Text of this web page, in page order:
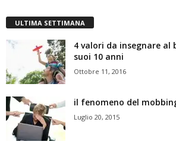
ULTIMA SETTIMANA
4 valori da insegnare al
suoi 10 anni
Ottobre 11, 2016
il fenomeno del
Luglio 20, 2015